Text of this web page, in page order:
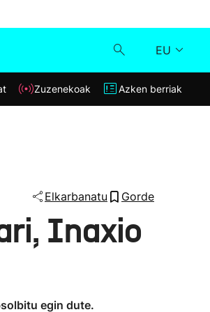
EU
Klisk
Azken berriak
Zuzenekoak Azken berriak
Elkarbanatu Gorde
Inaxio
egin dute.